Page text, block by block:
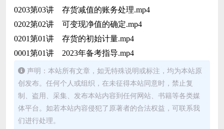
0203第03讲 存货减值的账务处理.mp4
0202第02讲 可变现净值的确定.mp4
0201第01讲 存货的初始计量.mp4
0001第01讲 2023年备考指导.mp4
声明：本站所有文章，如无特殊说明或标注，均为本站原
创发布。任何个人或组织，在未征得本站同意时，禁止复
制、盗用、采集、发布本站内容到任何网站、书籍等各类媒
体平台。如若本站内容侵犯了原著者的合法权益，可联系我
们进行处理。